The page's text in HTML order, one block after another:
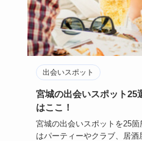
出会いスポット
宮城の出会いスポット25
はここ！
宮城の出会いスポットを25
はパーティーやクラブ、居